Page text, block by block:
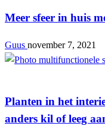
Meer sfeer in huis
Guus november 7, 2021
Planten in het
anders kil of leeg